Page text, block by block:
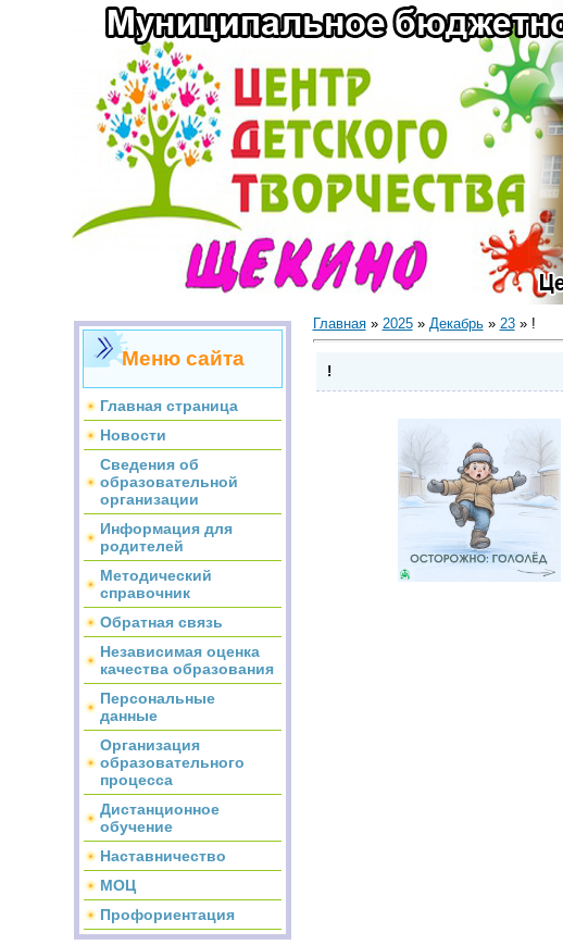
Меню сайта
Главная страница
Новости
Сведения об
образовательной
организации
Информация для
родителей
Методический
справочник
Обратная связь
Независимая оценка
качества образования
Персональные
данные
Организация
образовательного
процесса
Дистанционное
обучение
Наставничество
МОЦ
Профориентация
Главная» 2025 » Декабрь » 23» !
!